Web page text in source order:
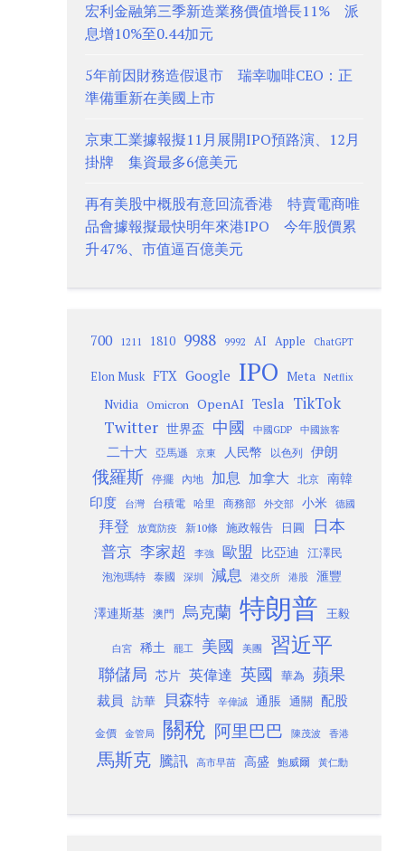
宏利金融第三季新造業務價值增長11% 派
息增10%至0.44加元
5年前因財務造假退市 瑞幸咖啡CEO：正
準備重新在美國上市
京東工業據報擬11月展開IPO預路演、12月
掛牌 集資最多6億美元
再有美股中概股有意回流香港 特賣電商唯
品會據報擬最快明年來港IPO 今年股價累
升47%、市值逼百億美元
700 1211 1810 9988 9992 AI Apple ChatGPT
Elon Musk FTX Google IPO Meta Netflix
Nvidia Omicron OpenAI Tesla TikTok
Twitter 世界盃 中國 中國GDP 中國旅客
二十大 亞馬遜 京東 人民幣 以色列 伊朗
俄羅斯 停擺 內地 加息 加拿大 北京
南韓
印度
台灣 台積電 哈里 商務部 外交部 小米 德國
拜登 放寬防疫 新10條 施政報告 日圓 日本
普京 李家超 李強 歐盟 比亞迪 江澤民
泡泡瑪特 泰國 深圳 減息 港交所 港股 滙豐
澤連斯基 澳門 烏克蘭 特朗普 王毅
白宮 稀土 罷工 美國 美團 習近平
聯儲局 芯片 英偉達 英國 華為 蘋果
裁員 訪華 貝森特 辛偉誠 通脹 通關 配股
金價 金管局 關稅 阿里巴巴 陳茂波 香港
馬斯克 騰訊 高市早苗 高盛 鮑威爾 黃仁勳